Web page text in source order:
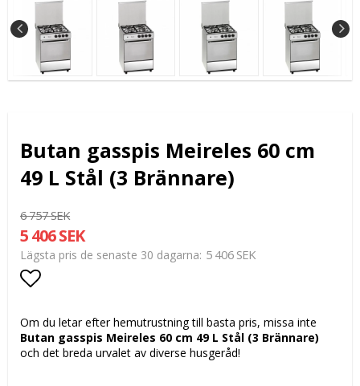
Butan gasspis Meireles 60 cm
49 L Stål (3 Brännare)
6 757 SEK
5 406 SEK
Lägsta pris de senaste 30 dagarna 5 406 SEK
Lägg till i favoritlistan
Om du letar efter hemutrustning till basta pris, missa inte
Butan gasspis Meireles 60 cm 49 L Stål (3 Brännare)
och det breda urvalet av diverse husgeråd!